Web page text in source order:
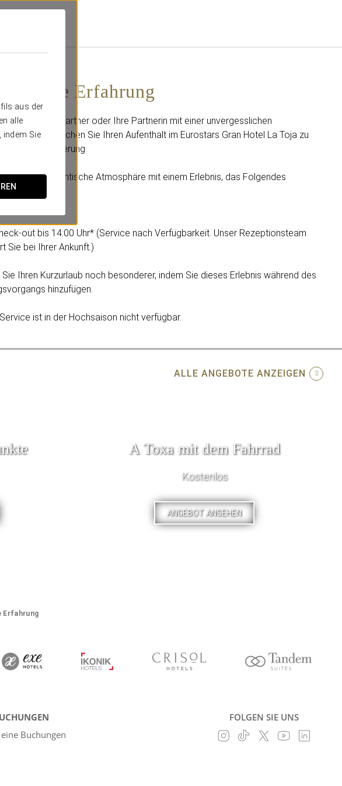
aus der
alle
indem Sie
Erfahrung
Sie Ihren Partner oder Ihre Partnerin mit einer unvergesslichen
und machen Sie Ihren Aufenthalt im Eurostars Gran Hotel La Toja zu
Erinnerung.
Sie eine romantische Atmosphäre mit einem Erlebnis, das Folgendes
out bis 14:00 Uhr* (Service nach Verfügbarkeit. Unser Rezeptionsteam
Sie bei Ihrer Ankunft.)
Ihren Kurzurlaub noch besonderer, indem Sie dieses Erlebnis während des
hinzufügen.
ist in der Hochsaison nicht verfügbar.
ALLE ANGEBOTE ANZEIGEN
A Toxa mit dem Fahrrad
Kostenlos
ANGEBOT ANSEHEN
Erfahrung
Buchungen
FOLGEN SIE UNS